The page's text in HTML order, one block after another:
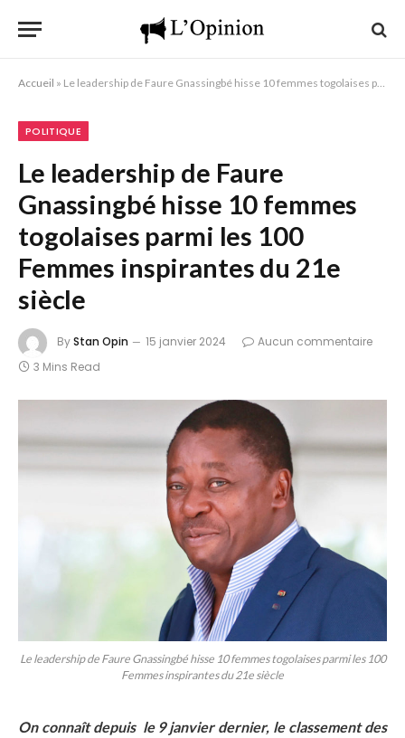
Accueil » Le leadership de Faure Gnassingbé hisse 10 femmes togolaises parmi les 100 Femmes inspirantes du 21e siècle
POLITIQUE
Le leadership de Faure
Gnassingbé hisse 10 femmes
togolaises parmi les 100
Femmes inspirantes du 21e
siècle
ByStan Opin 15 janvier 2024
Aucun commentaire
3 Mins Read
Le leadership de Faure Gnassingbé hisse 10 femmes togolaises parmi les 100
Femmes inspirantes du 21e siècle
On connaît depuis le 9 janvier dernier, le classement des